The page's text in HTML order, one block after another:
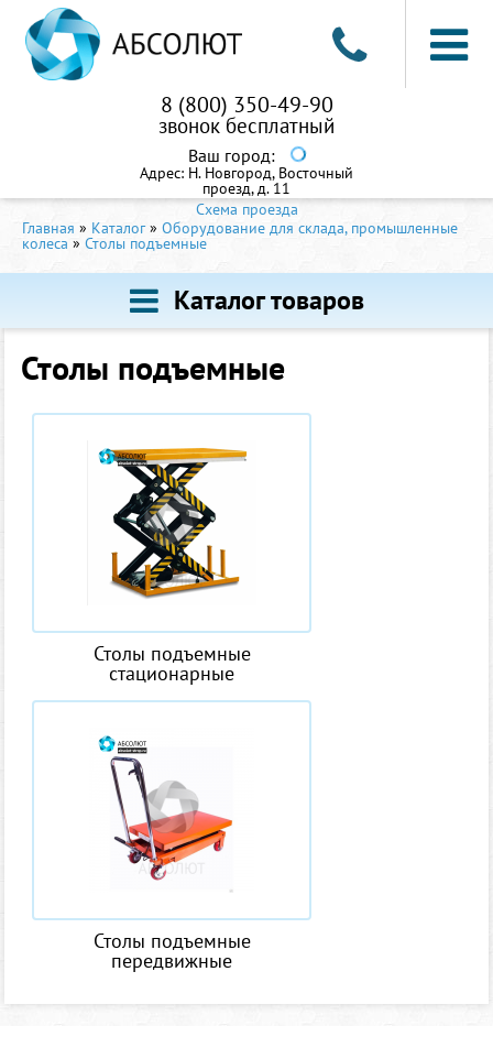
8 (800) 350-49-90
звонок бесплатный
Ваш город:
Адрес: Н. Новгород, Восточный
проезд, д. 11
Схема проезда
Главная » Каталог» Оборудование для склада, промышленные
колеса » Столы подъемные
Каталог товаров
Столы подъемные
Столы подъемные
стационарные
Столы подъемные
передвижные